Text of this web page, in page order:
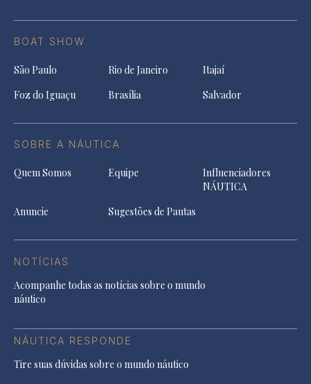
BOAT SHOW
São Paulo Rio de Janeiro
Itajaí
Foz do Iguaçu
Brasília Salvador
SOBRE A NÁUTICA
Quem Somos Equipe
Influenciadores
NÁUTICA
Anuncie
Sugestões de Pautas
NOTÍCIAS
Acompanhe todas as notícias sobre o mundo
náutico
NÁUTICA RESPONDE
Tire suas dúvidas sobre o mundo náutico